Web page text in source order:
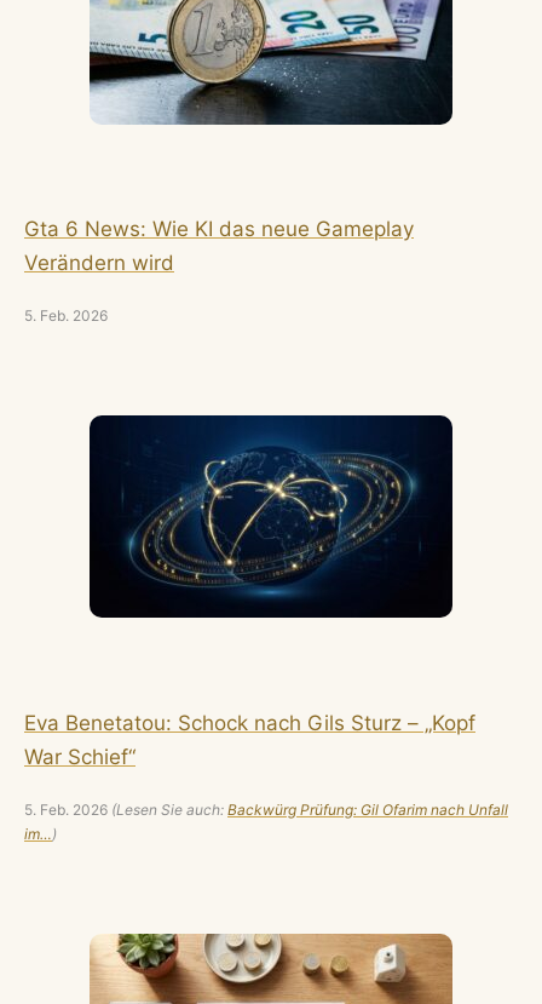
Gta 6 News: Wie KI das neue Gameplay
Verändern wird
5. Feb. 2026
Eva Benetatou: Schock nach Gils Sturz – „Kopf
War Schief“
5. Feb. 2026 (Lesen Sie auch: Backwürg Prüfung: Gil Ofarim nach Unfall
im…)